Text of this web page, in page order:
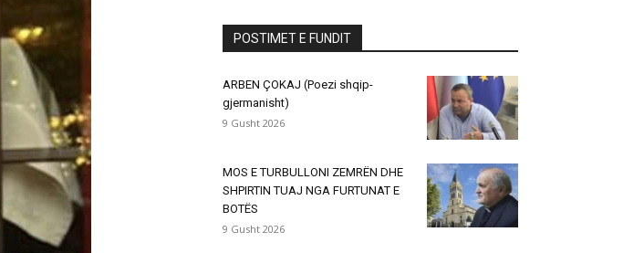
POSTIMET E FUNDIT
ARBEN ÇOKAJ (Poezi shqip-
gjermanisht)
9 Gusht 2026
MOS E TURBULLONI ZEMRËN DHE
SHPIRTIN TUAJ NGA FURTUNAT E
BOTËS
9 Gusht 2026